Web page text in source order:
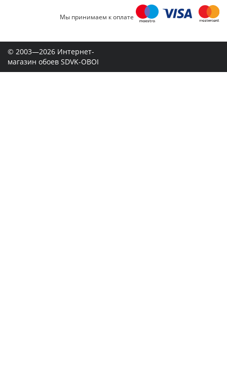
Мы принимаем к оплате
© 2003—2026 Интернет-
магазин обоев SDVK-OBOI